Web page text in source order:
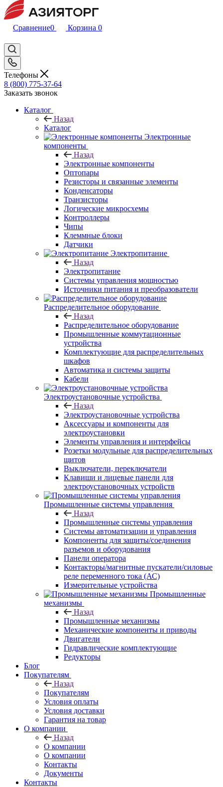
Сравнение0 Корзина 0
Телефоны
8 (800) 775-37-64
Заказать звонок
Каталог
Назад
Каталог
Электронные
компоненты
Назад
Электронные компоненты
Оптопары
Резисторы и связанные элементы
Конденсаторы
Транзисторы
Логические микросхемы
Контроллеры
Чипы
Клеммные блоки
Датчики
Электропитание
Назад
Электропитание
Системы управления мощностью
Источники питания и преобразователи
Распределительное оборудование
Назад
Распределительное оборудование
Промышленные коммутационные
устройства
Комплектующие для распределительных
шкафов
Автоматика и системы защиты
Кабели
Электроустановочные устройства
Назад
Электроустановочные устройства
Аксессуары и компоненты для
электроустановки
Элементы управления и интерфейсы
Розетки модульные для распределительных
щитов
Выключатели, переключатели
Клавиши и лицевые панели для
электроустановочных устройств
Промышленные системы управления
Назад
Промышленные системы управления
Системы автоматизации и управления
Компоненты для защиты/соединения
разъемов и оборудования
Панели оператора
Контакторы/магнитные пускатели/силовые
реле переменного тока (АС)
Измерительные устройства
Промышленные
механизмы
Назад
Промышленные механизмы
Механические компоненты и приводы
Двигатели
Гидравлические комплектующие
Редукторы
Блог
Покупателям
Назад
Покупателям
Условия оплаты
Условия доставки
Гарантия на товар
О компании
Назад
О компании
О компании
Контакты
Документы
Контакты